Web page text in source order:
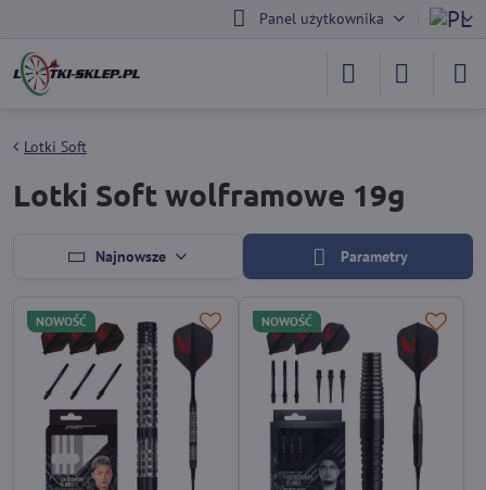
Panel użytkownika
Lotki Soft
Lotki Soft wolframowe 19g
Najnowsze Parametry
NOWOŚĆ NOWOŚĆ